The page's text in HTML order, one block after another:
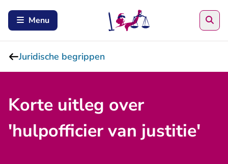
Menu
Juridische begrippen
Korte uitleg over
'hulpofficier van justitie'